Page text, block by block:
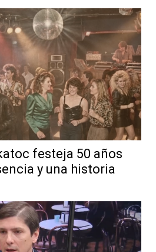
festeja 50 años
y una historia